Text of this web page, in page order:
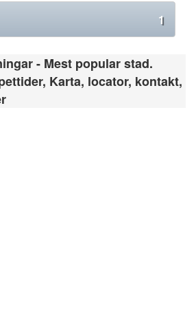
1
- Mest popular stad.
Karta, locator, kontakt,